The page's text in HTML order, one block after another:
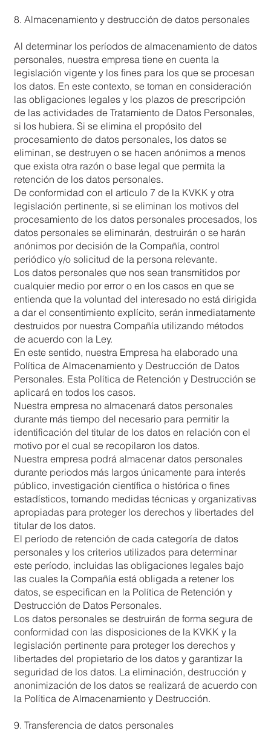
8. Almacenamiento y destrucción de datos personales
Al determinar los períodos de almacenamiento de datos
personales, nuestra empresa tiene en cuenta la
legislación vigente y los fines para los que se procesan
los datos. En este contexto, se toman en consideración
las obligaciones legales y los plazos de prescripción
de las actividades de Tratamiento de Datos Personales,
si los hubiera. Si se elimina el propósito del
procesamiento de datos personales, los datos se
eliminan, se destruyen o se hacen anónimos a menos
que exista otra razón o base legal que permita la
retención de los datos personales.
De conformidad con el artículo 7 de la KVKK y otra
legislación pertinente, si se eliminan los motivos del
procesamiento de los datos personales procesados, los
datos personales se eliminarán, destruirán o se harán
anónimos por decisión de la Compañía, control
periódico y/o solicitud de la persona relevante.
Los datos personales que nos sean transmitidos por
cualquier medio por error o en los casos en que se
entienda que la voluntad del interesado no está dirigida
a dar el consentimiento explícito, serán inmediatamente
destruidos por nuestra Compañía utilizando métodos
de acuerdo con la Ley.
En este sentido, nuestra Empresa ha elaborado una
Política de Almacenamiento y Destrucción de Datos
Personales. Esta Política de Retención y Destrucción se
aplicará en todos los casos.
Nuestra empresa no almacenará datos personales
durante más tiempo del necesario para permitir la
identificación del titular de los datos en relación con el
motivo por el cual se recopilaron los datos.
Nuestra empresa podrá almacenar datos personales
durante periodos más largos únicamente para interés
público, investigación científica o histórica o fines
estadísticos, tomando medidas técnicas y organizativas
apropiadas para proteger los derechos y libertades del
titular de los datos.
El período de retención de cada categoría de datos
personales y los criterios utilizados para determinar
este período, incluidas las obligaciones legales bajo
las cuales la Compañía está obligada a retener los
datos, se especifican en la Política de Retención y
Destrucción de Datos Personales.
Los datos personales se destruirán de forma segura de
conformidad con las disposiciones de la KVKK y la
legislación pertinente para proteger los derechos y
libertades del propietario de los datos y garantizar la
seguridad de los datos. La eliminación, destrucción y
anonimización de los datos se realizará de acuerdo con
la Política de Almacenamiento y Destrucción.
9. Transferencia de datos personales